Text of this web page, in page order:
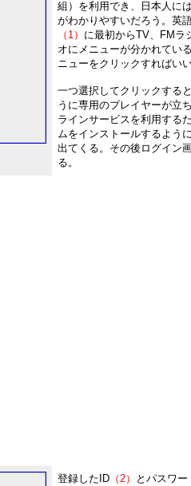
組）を利用でき、日本人に
がわかりやすいだろう。英
（1） に最初からTV、FMラ
オにメニューが分かれてい
ニューをクリックすればい
一つ選択してクリックする
うに専用のプレイヤーが立
ラインサービスを利用する
ムをインストールするよう
出てくる。その後ログイン
る。
登録したID （2）
とパスワー